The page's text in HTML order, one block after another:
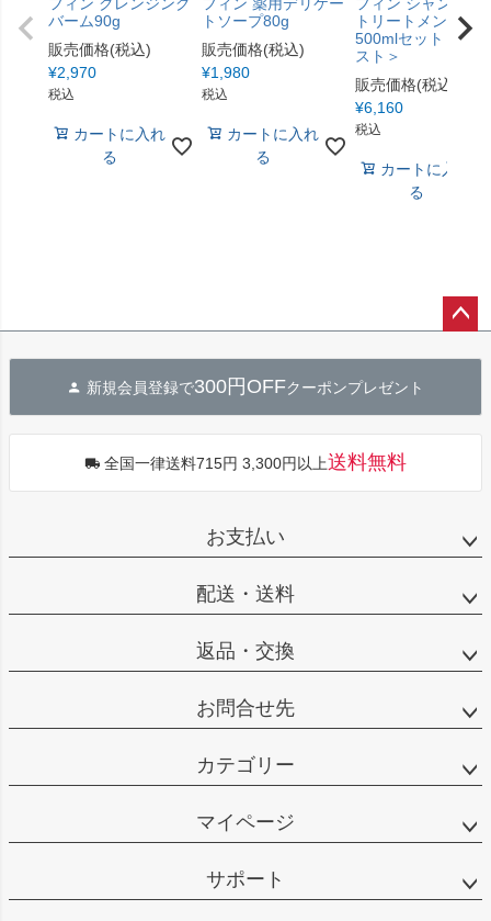
フィン クレンジング
バーム90g
販売価格(税込)
¥2,970
税込
カートに入れ
る
フィン 薬用デリケー
トソープ80g
販売価格(税込)
¥1,980
税込
カートに入れ
る
フィン シャンプー
トリートメント
500mlセット＜モイ
スト＞
販売価格(税込)
¥6,160
税込
カートに入れ
る
へ
新規会員登録で300円OFFクーポンプレゼント
全国一律送料715円 3,300円以上送料無料
お支払い
配送・送料
返品・交換
お問合せ先
カテゴリー
マイページ
サポート